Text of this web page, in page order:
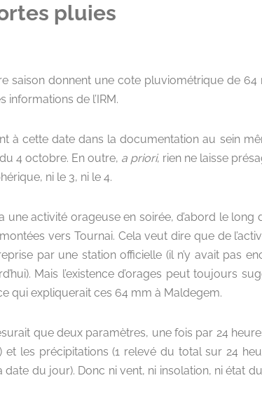
pluies
saison donnent une cote pluviométrique de
informations de l’IRM.
à cette date dans la documentation au sein
4 octobre. En outre, a priori, rien ne laisse
ni le 3, ni le 4.
activité orageuse en soirée, d’abord le long
vers Tournai. Cela veut dire que de
par une station officielle (il n’y avait pas
Mais l’existence d’orages peut toujours
qui expliquerait ces 64 mm à Maldegem.
que deux paramètres, une fois par 24
les précipitations (1 relevé du total sur 24
du jour). Donc ni vent, ni insolation, ni état